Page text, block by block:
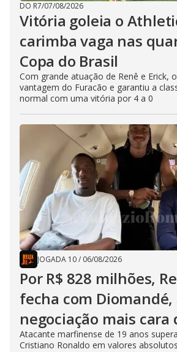
DO R7/07/08/2026
Vitória goleia o
carimba vaga nas
Copa do Brasil
Com grande atuação de Renê e Erick,
vantagem do Furacão e garantiu a
normal com uma vitória por 4 a 0
JOGADA 10/ 06/08/2026
Por R$ 828 milhões,
fecha com Diomandé,
negociação mais cara
Atacante marfinense de 19 anos
Cristiano Ronaldo em valores